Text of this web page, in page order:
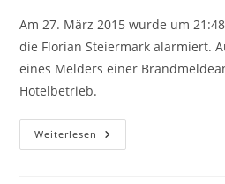
Am 27. März 2015 wurde um
die Florian Steiermark alarmiert.
eines Melders einer
Hotelbetrieb.
Weiterlesen